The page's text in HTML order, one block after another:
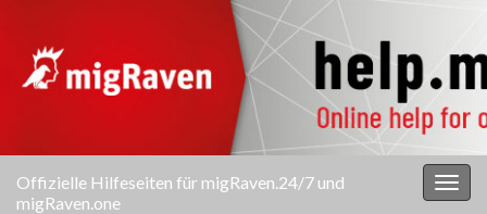
Offizielle Hilfeseiten für migRaven.24/7 und
migRaven.one